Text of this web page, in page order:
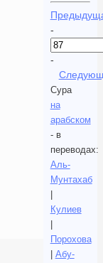
-
-
Сура
на
арабском
- в
переводах:
Аль-
Мунтахаб
Кулиев
Порохова
Абу-